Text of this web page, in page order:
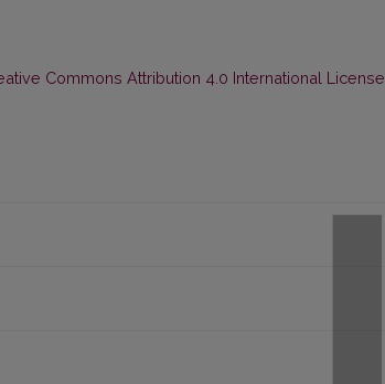
Commons Attribution 4.0 International License